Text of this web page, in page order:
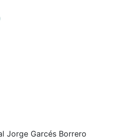
Jorge Garcés Borrero